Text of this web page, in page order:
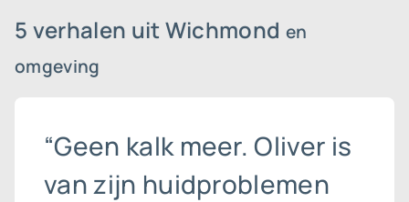
5 verhalen uit Wichmond en
omgeving
“Geen kalk meer. Oliver is
van zijn huidproblemen